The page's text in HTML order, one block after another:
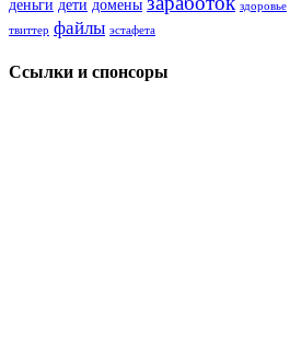
деньги дети домены здоровье
твиттер файлы эстафета
Ссылки и спонсоры